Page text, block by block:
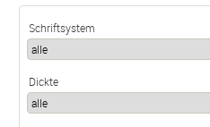
Schriftsystem
Dickte